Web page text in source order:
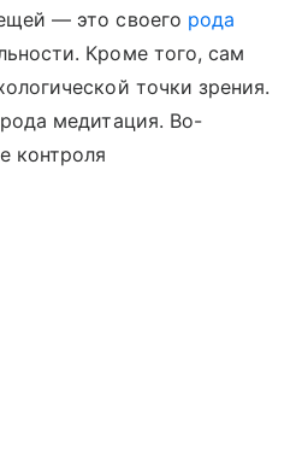
— это своего рода
Кроме того, сам
точки зрения.
медитация. Во-
контроля